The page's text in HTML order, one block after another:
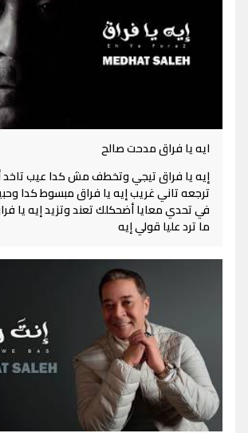
ايه يا فراق مدحت صالح
إيه يا فراق تيجي وتخطف مش كدا عيب
ترجعه تاني غريب إيه يا فراق مبسوط كدا
في تحدي معايا أضحكلك تعند وتزيد إيه يا
ما ترد عليا قولي إيه